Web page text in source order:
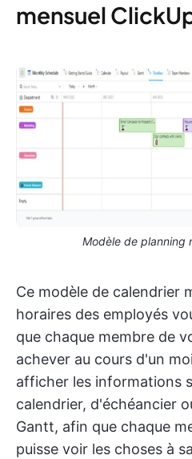
mensuel
Modèle de planning
Ce modèle de calendrier
horaires des employés
que chaque membre de
achever au cours d'un
afficher les informations
calendrier, d'échéancier
Gantt, afin que chaque
puisse voir les choses à